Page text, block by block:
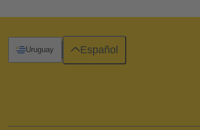
Uruguay Español